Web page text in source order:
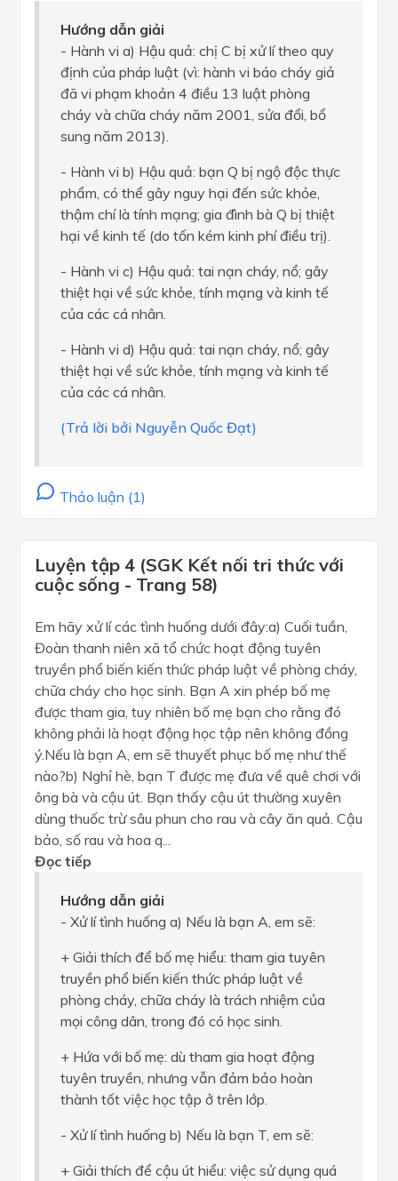
Hướng dẫn giải
- Hành vi a) Hậu quả: chị C bị xử lí theo quy
định của pháp luật (vì: hành vi báo cháy giả
đã vi phạm khoản 4 điều 13 luật phòng
cháy và chữa cháy năm 2001, sửa đổi, bổ
sung năm 2013).
- Hành vi b) Hậu quả: bạn Q bị ngộ độc thực
phẩm, có thể gây nguy hại đến sức khỏe,
thậm chí là tính mạng; gia đình bà Q bị thiệt
hại về kinh tế (do tốn kém kinh phí điều trị).
- Hành vi c) Hậu quả: tai nạn cháy, nổ; gây
thiệt hại về sức khỏe, tính mạng và kinh tế
của các cá nhân.
- Hành vi d) Hậu quả: tai nạn cháy, nổ; gây
thiệt hại về sức khỏe, tính mạng và kinh tế
của các cá nhân.
(Trả lời bởi Nguyễn Quốc Đạt)
Thảo luận (1)
Luyện tập 4 (SGK Kết nối tri thức với
cuộc sống - Trang 58)
Em hãy xử lí các tình huống dưới đây:a) Cuối tuần,
Đoàn thanh niên xã tổ chức hoạt động tuyên
truyền phổ biến kiến thức pháp luật về phòng cháy,
chữa cháy cho học sinh. Bạn A xin phép bố mẹ
được tham gia, tuy nhiên bố mẹ bạn cho rằng đó
không phải là hoạt động học tập nên không đồng
ý.Nếu là bạn A, em sẽ thuyết phục bố mẹ như thế
nào?b) Nghỉ hè, bạn T được mẹ đưa về quê chơi với
ông bà và cậu út. Bạn thấy cậu út thường xuyên
dùng thuốc trừ sâu phun cho rau và cây ăn quả. Cậu
bảo, số rau và hoa q...
Đọc tiếp
Hướng dẫn giải
- Xử lí tình huống a) Nếu là bạn A, em sẽ:
+ Giải thích để bố mẹ hiểu: tham gia tuyên
truyền phổ biến kiến thức pháp luật về
phòng cháy, chữa cháy là trách nhiệm của
mọi công dân, trong đó có học sinh.
+ Hứa với bố mẹ: dù tham gia hoạt động
tuyên truyền, nhưng vẫn đảm bảo hoàn
thành tốt việc học tập ở trên lớp.
- Xử lí tình huống b) Nếu là bạn T, em sẽ:
+ Giải thích để cậu út hiểu: việc sử dụng quá